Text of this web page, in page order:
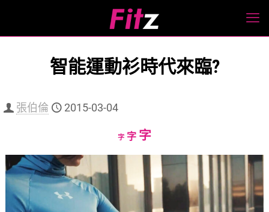
智能運動衫時代來臨?
張伯倫 2015-03-04
字Decrease
字Reset
size.
字Increase
size.